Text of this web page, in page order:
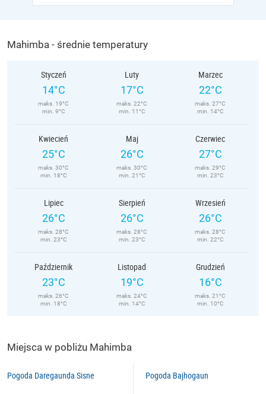
Mahimba - średnie temperatury
Styczeń
14°C
maks. 19°C
min. 9°C
Luty
17°C
maks. 22°C
min. 11°C
Marzec
22°C
maks. 27°C
min. 14°C
Kwiecień
25°C
maks. 30°C
min. 18°C
Maj
26°C
maks. 30°C
min. 21°C
Czerwiec
27°C
maks. 29°C
min. 23°C
Lipiec
26°C
maks. 28°C
min. 23°C
Sierpień
26°C
maks. 28°C
min. 23°C
Wrzesień
26°C
maks. 28°C
min. 22°C
Październik
23°C
maks. 26°C
min. 18°C
Listopad
19°C
maks. 24°C
min. 14°C
Grudzień
16°C
maks. 21°C
min. 10°C
Miejsca w pobliżu Mahimba
Pogoda Daregaunda Sisne Pogoda Bajhogaun